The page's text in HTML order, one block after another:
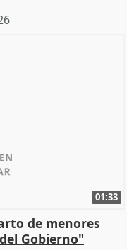
01:33
de menores
Gobierno"